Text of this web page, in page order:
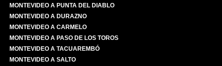
MONTEVIDEO A PUNTA DEL DIABLO
MONTEVIDEO A DURAZNO
MONTEVIDEO A CARMELO
MONTEVIDEO A PASO DE LOS TOROS
MONTEVIDEO A TACUAREMBÓ
MONTEVIDEO A SALTO